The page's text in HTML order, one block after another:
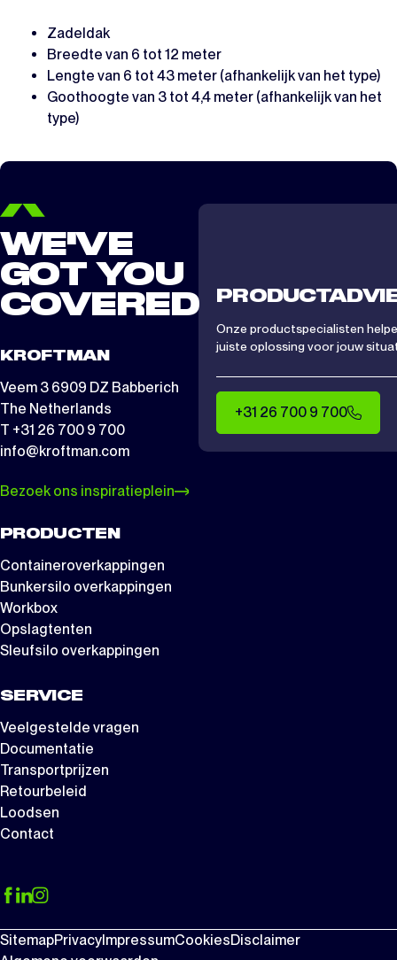
Zadeldak
Breedte van 6 tot 12 meter
Lengte van 6 tot 43 meter (afhankelijk van het type)
Goothoogte van 3 tot 4,4 meter (afhankelijk van het
type)
WE'VE
GOT YOU
COVERED
KROFTMAN
Veem 3 6909 DZ Babberich
The Netherlands
T +31 26 700 9 700
info@kroftman.com
Bezoek ons inspiratieplein
PRODUCTEN
Containeroverkappingen
Bunkersilo overkappingen
Workbox
Opslagtenten
Sleufsilo overkappingen
SERVICE
Veelgestelde vragen
Documentatie
Transportprijzen
Retourbeleid
Loodsen
Contact
Onze productspecialisten
juiste oplossing voor jouw
+31 26 700 9 700
SitemapPrivacy ImpressumCookiesDisclaimer